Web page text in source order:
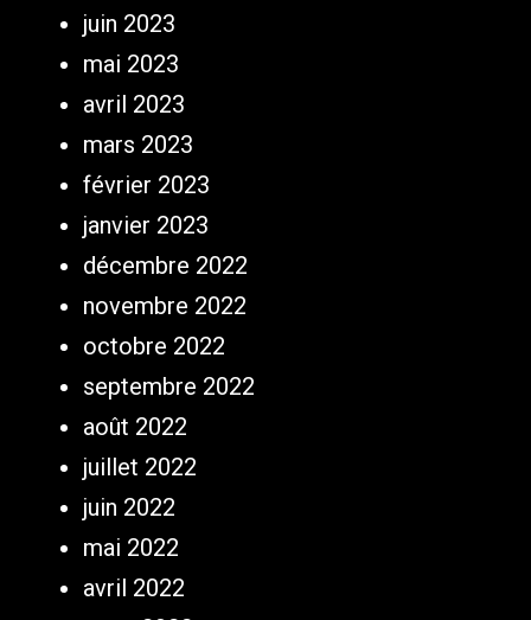
juin 2023
mai 2023
avril 2023
mars 2023
février 2023
janvier 2023
décembre 2022
novembre 2022
octobre 2022
septembre 2022
août 2022
juillet 2022
juin 2022
mai 2022
avril 2022